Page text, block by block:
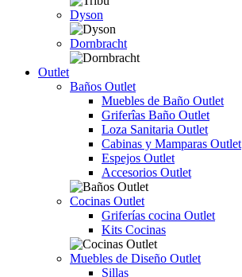
Dyson
Dornbracht
Outlet
Baños Outlet
Muebles de Baño Outlet
Griferîas Baño Outlet
Loza Sanitaria Outlet
Cabinas y Mamparas Outlet
Espejos Outlet
Accesorios Outlet
Cocinas Outlet
Griferías cocina Outlet
Kits Cocinas
Muebles de Diseño Outlet
Sillas